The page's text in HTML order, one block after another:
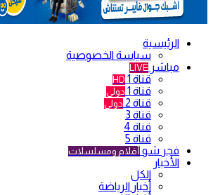
الرئيسية
سياسة الخصوصية
مباشر LIVE
قناة 1 HD
قناة 1 دولي
قناة 2 دولي
قناة 3
قناة 4
قناة 5
فجر شو أفلام ومسلسلات
الأخبار
الكل
أخبار الرياضة